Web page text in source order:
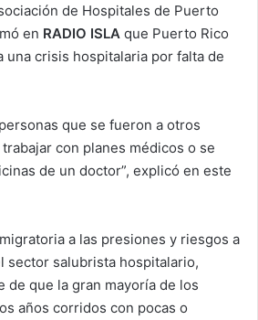
de Hospitales de Puerto
en RADIO ISLA que Puerto Rico
una crisis hospitalaria por falta de
que se fueron a otros
con planes médicos o se
de un doctor”, explicó en este
a las presiones y riesgos a
sector salubrista hospitalario,
de que la gran mayoría de los
años corridos con pocas o